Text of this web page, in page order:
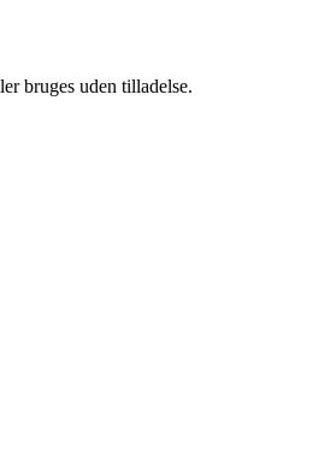
bruges uden tilladelse.